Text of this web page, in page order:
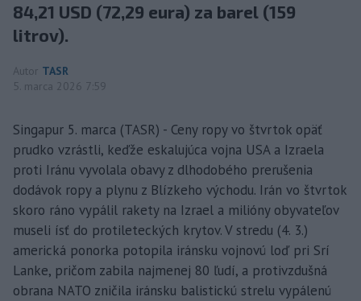
84,21 USD (72,29 eura) za barel (159
litrov).
Autor TASR
5. marca 2026 7:59
Singapur 5. marca (TASR) - Ceny ropy vo štvrtok opäť
prudko vzrástli, keďže eskalujúca vojna USA a Izraela
proti Iránu vyvolala obavy z dlhodobého prerušenia
dodávok ropy a plynu z Blízkeho východu. Irán vo štvrtok
skoro ráno vypálil rakety na Izrael a milióny obyvateľov
museli ísť do protileteckých krytov. V stredu (4. 3.)
americká ponorka potopila iránsku vojnovú loď pri Srí
Lanke, pričom zabila najmenej 80 ľudí, a protivzdušná
obrana NATO zničila iránsku balistickú strelu vypálenú